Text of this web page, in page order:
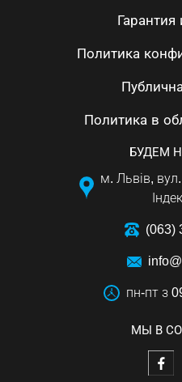
Гарантия
Политика
Политика в
БУДЕМ
м. Львів,
(063)
пн-пт з
МЫ В